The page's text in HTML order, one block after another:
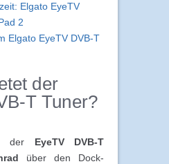
Elgato EyeTV
2
Elgato EyeTV DVB-T
der
T Tuner?
der EyeTV DVB-T
über den Dock-